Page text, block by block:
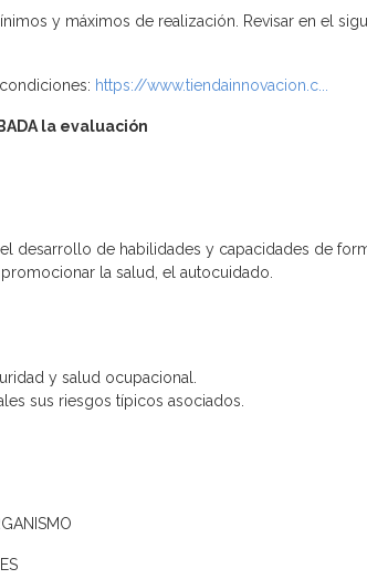
y máximos de realización. Revisar en el
https://www.tiendainnovacion.c...
la evaluación
desarrollo de habilidades y capacidades de
la salud, el autocuidado.
y salud ocupacional.
sus riesgos típicos asociados.